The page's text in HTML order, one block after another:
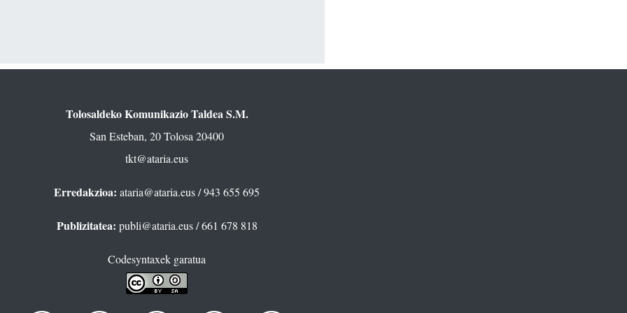
Tolosaldeko Komunikazio Taldea S.M.
San Esteban, 20 Tolosa 20400
tkt@ataria.eus
Erredakzioa: ataria@ataria.eus/ 943 655 695
Publizitatea: publi@ataria.eus/ 661 678 818
Codesyntaxek garatua